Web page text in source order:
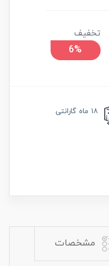
تخفیف
6%
۱۸ ماه گارانتی
مشخصات